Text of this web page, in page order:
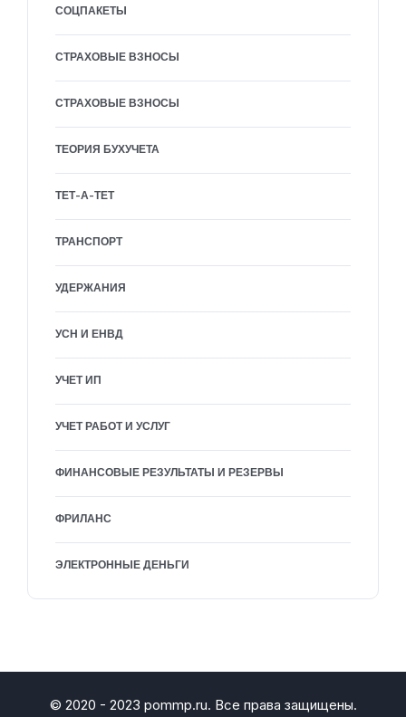
СОЦПАКЕТЫ
СТРАХОВЫЕ ВЗНОСЫ
СТРАХОВЫЕ ВЗНОСЫ
ТЕОРИЯ БУХУЧЕТА
ТЕТ-А-ТЕТ
ТРАНСПОРТ
УДЕРЖАНИЯ
УСН И ЕНВД
УЧЕТ ИП
УЧЕТ РАБОТ И УСЛУГ
ФИНАНСОВЫЕ РЕЗУЛЬТАТЫ И РЕЗЕРВЫ
ФРИЛАНС
ЭЛЕКТРОННЫЕ ДЕНЬГИ
© 2020 - 2023 pommp.ru. Все права защищены.